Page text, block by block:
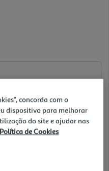
concorda com o
dispositivo para melhorar
do site e ajudar nas
Política de Cookies